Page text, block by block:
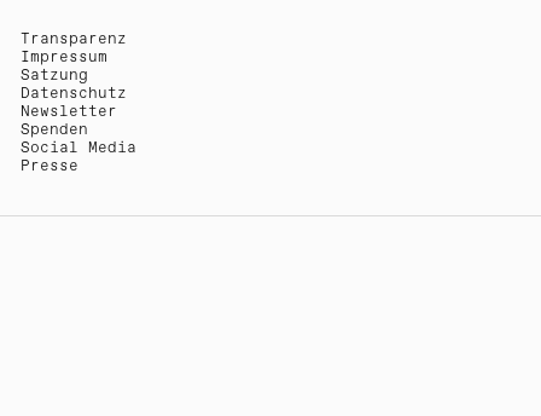
Transparenz
Impressum
Satzung
Datenschutz
Newsletter
Spenden
Social Media
Presse